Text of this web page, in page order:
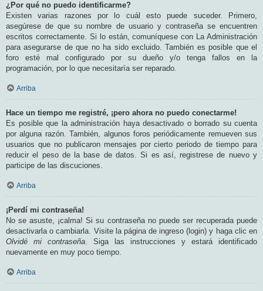
¿Por qué no puedo identificarme?
Existen varias razones por lo cuál esto puede suceder. Primero,
asegúrese de que su nombre de usuario y contraseña se encuentren
escritos correctamente. Si lo están, comuníquese con La Administración
para asegurarse de que no ha sido excluido. También es posible que el
foro esté mal configurado por su dueño y/o tenga fallos en la
programación, por lo que necesitaría ser reparado.
Arriba
Hace un tiempo me registré, ¡pero ahora no puedo conectarme!
Es posible que la administración haya desactivado o borrado su cuenta
por alguna razón. También, algunos foros periódicamente remueven sus
usuarios que no publicaron mensajes por cierto periodo de tiempo para
reducir el peso de la base de datos. Si es así, registrese de nuevo y
participe de las discuciones.
Arriba
¡Perdí mi contraseña!
No se asuste, ¡calma! Si su contraseña no puede ser recuperada puede
desactivarla o cambiarla. Visite la página de ingreso (login) y haga clic en
Olvidé mi contraseña. Siga las instrucciones y estará identificado
nuevamente en muy poco tiempo.
Arriba